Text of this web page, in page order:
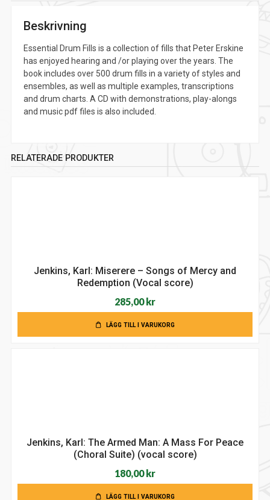
Beskrivning
Essential Drum Fills is a collection of fills that Peter Erskine
has enjoyed hearing and /or playing over the years. The
book includes over 500 drum fills in a variety of styles and
ensembles, as well as multiple examples, transcriptions
and drum charts. A CD with demonstrations, play-alongs
and music pdf files is also included.
RELATERADE PRODUKTER
Jenkins, Karl: Miserere – Songs of Mercy and
Redemption (Vocal score)
285,00kr
LÄGG TILL I VARUKORG
Jenkins, Karl: The Armed Man: A Mass For Peace
(Choral Suite) (vocal score)
180,00kr
LÄGG TILL I VARUKORG